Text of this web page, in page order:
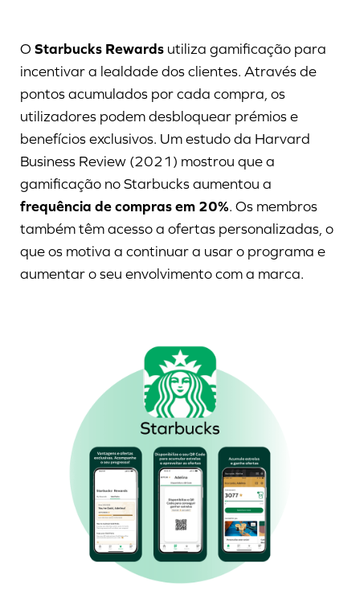
O Starbucks Rewards utiliza gamificação para
incentivar a lealdade dos clientes. Através de
pontos acumulados por cada compra, os
utilizadores podem desbloquear prémios e
benefícios exclusivos. Um estudo da Harvard
Business Review (2021) mostrou que a
gamificação no Starbucks aumentou a
frequência de compras em 20%. Os membros
também têm acesso a ofertas personalizadas, o
que os motiva a continuar a usar o programa e
aumentar o seu envolvimento com a marca.